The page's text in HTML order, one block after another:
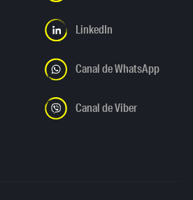
LinkedIn
Canal de WhatsApp
Canal de Viber